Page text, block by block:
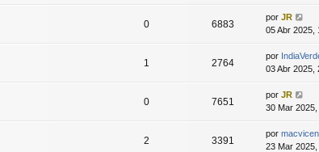
0 6883
por JR
05 Abr 2025,
1 2764
por
03 Abr 2025,
0 7651
por JR
30 Mar
2 3391
por
23 Mar